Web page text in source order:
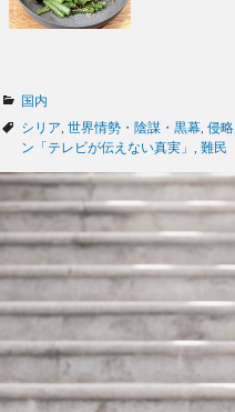
カ
テ
ゴ
ー
国内
タ
グ
シリア 世界情勢・陰謀・黒幕 侵略
ン「テレビが伝えない真実」
難民